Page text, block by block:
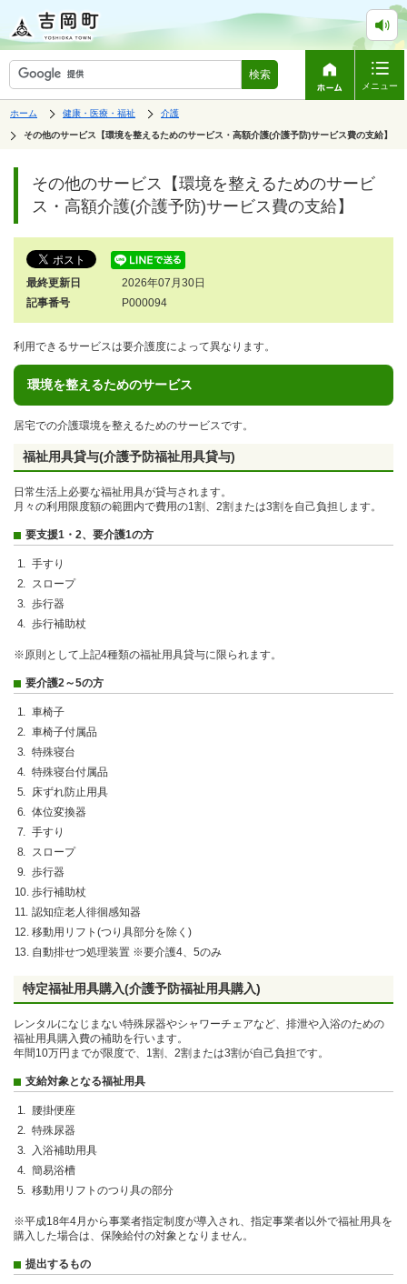
検索
メニュー
表
ペ
ジ
ホーム
の
中
の
健康・医療・福祉
の
中
の
介護
の
その他のサービス【環境を整えるためのサービス・高額介護(介護予防)サービス費の支給】
す。
す。
その他のサービス【環境を整えるためのサービ
ス・高額介護(介護予防)サービス費の支給】
最終更新日
2026年07月30日
記事番号
P000094
利用できるサービスは要介護度によって異なります。
環境を整えるためのサービス
居宅での介護環境を整えるためのサービスです。
福祉用具貸与(介護予防福祉用具貸与)
日常生活上必要な福祉用具が貸与されます。
月々の利用限度額の範囲内で費用の1割、2割または3割を自己負担します。
要支援1・2、要介護1の方
手すり
スロープ
歩行器
歩行補助杖
※原則として上記4種類の福祉用具貸与に限られます。
要介護2～5の方
車椅子
車椅子付属品
特殊寝台
特殊寝台付属品
床ずれ防止用具
体位変換器
手すり
スロープ
歩行器
歩行補助杖
認知症老人徘徊感知器
移動用リフト(つり具部分を除く)
自動排せつ処理装置 ※要介護4、5のみ
特定福祉用具購入(介護予防福祉用具購入)
レンタルになじまない特殊尿器やシャワーチェアなど、排泄や入浴のための
福祉用具購入費の補助を行います。
年間10万円までが限度で、1割、2割または3割が自己負担です。
支給対象となる福祉用具
腰掛便座
特殊尿器
入浴補助用具
簡易浴槽
移動用リフトのつり具の部分
※平成18年4月から事業者指定制度が導入され、指定事業者以外で福祉用具を
購入した場合は、保険給付の対象となりません。
提出するもの